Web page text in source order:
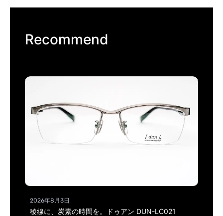
Recommend
2026年8月3日
稜線に、炭素の時間を。ドゥアン DUN-LC021